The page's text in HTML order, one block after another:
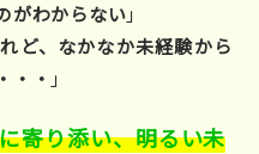
がわからない」
ど、なかなか未経験から
・・ 」
寄り添い、明るい未